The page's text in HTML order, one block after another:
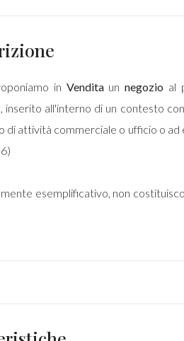
in Venditaunnegozio al
inserito all'interno di un contesto
attività commerciale o ufficio o
esemplificativo, non